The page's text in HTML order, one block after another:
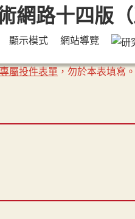
顯示模式 網站導覽
專屬投件表單 ，勿於本表填寫。